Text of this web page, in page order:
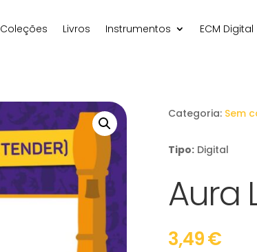
Coleções Livros Instrumentos ECM Digital
Categoria: Sem
Tipo: Digital
Aura
3,49€